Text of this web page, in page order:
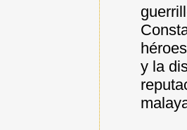
y la